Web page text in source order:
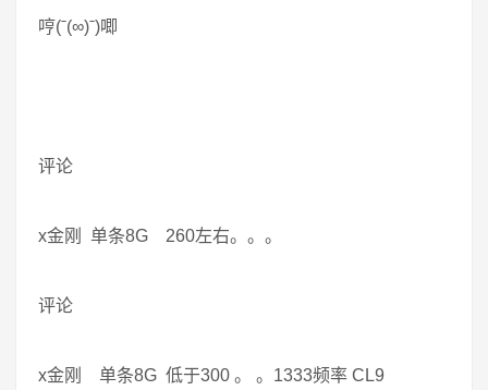
哼(ˉ(∞)ˉ)唧
评论
x金刚 单条8G 260左右。。。
评论
x金刚 单条8G 低于300 。 。1333频率 CL9